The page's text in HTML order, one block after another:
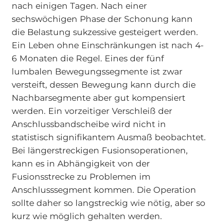
nach einigen Tagen. Nach einer
sechswöchigen Phase der Schonung kann
die Belastung sukzessive gesteigert werden.
Ein Leben ohne Einschränkungen ist nach 4-
6 Monaten die Regel. Eines der fünf
lumbalen Bewegungssegmente ist zwar
versteift, dessen Bewegung kann durch die
Nachbarsegmente aber gut kompensiert
werden. Ein vorzeitiger Verschleiß der
Anschlussbandscheibe wird nicht in
statistisch signifikantem Ausmaß beobachtet.
Bei längerstreckigen Fusionsoperationen,
kann es in Abhängigkeit von der
Fusionsstrecke zu Problemen im
Anschlusssegment kommen. Die Operation
sollte daher so langstreckig wie nötig, aber so
kurz wie möglich gehalten werden.